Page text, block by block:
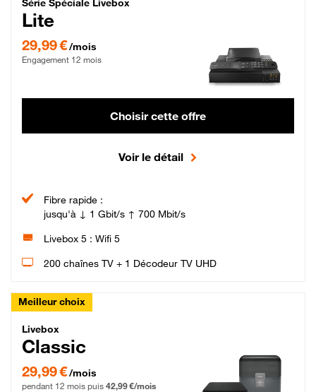
Série Spéciale Livebox Lite Fibre
Série Spéciale Livebox
Lite
29,99 €/mois
Engagement 12 mois
Choisir cette offre
Voir le détail
Fibre rapide :
jusqu'à ↓ 1 Gbit/s ↑ 700 Mbit/s
Livebox 5 : Wifi 5
200 chaînes TV + 1 Décodeur TV UHD
Meilleur choix
Livebox Classic Fibre
Livebox
Classic
29,99 € par mois pendant 12 mois puis 42,99 € par mois, Engagement 12 mois
29,99 €/mois
pendant 12 mois puis 42,99 €/mois